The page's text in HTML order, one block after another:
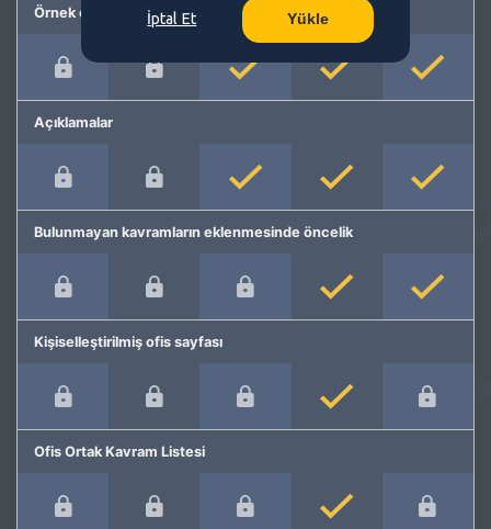
Örnek cümleler
Açıklamalar
Bulunmayan kavramların eklenmesinde öncelik
Kişiselleştirilmiş ofis sayfası
Ofis Ortak Kavram Listesi
İptal Et Yükle